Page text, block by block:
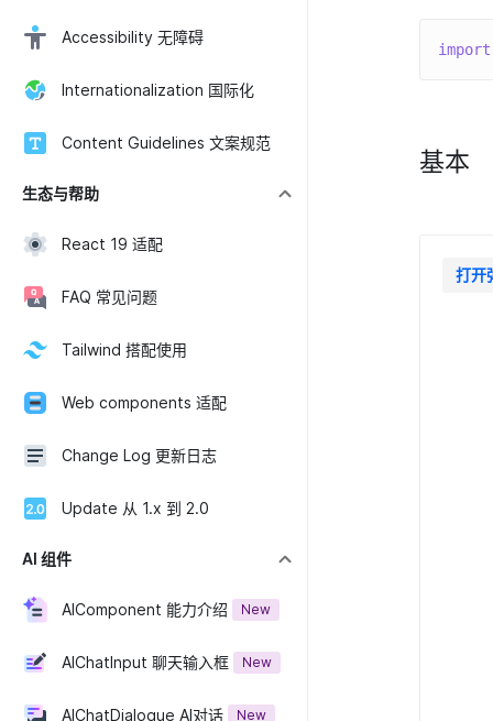
Accessibility 无障碍
Internationalization 国际化
Content Guidelines 文案规范
生态与帮助
React 19 适配
FAQ 常见问题
Tailwind 搭配使用
Web components 适配
Change Log 更新日志
Update 从 1.x 到 2.0
AI 组件
AIComponent 能力介绍 New
AIChatInput 聊天输入框 New
AIChatDialogue AI对话 New
import
基本
打开